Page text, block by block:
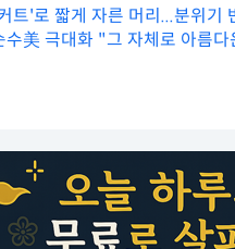
트'로 짧게 자른 머리...분위기
수美 극대화 "그 자체로 아름다